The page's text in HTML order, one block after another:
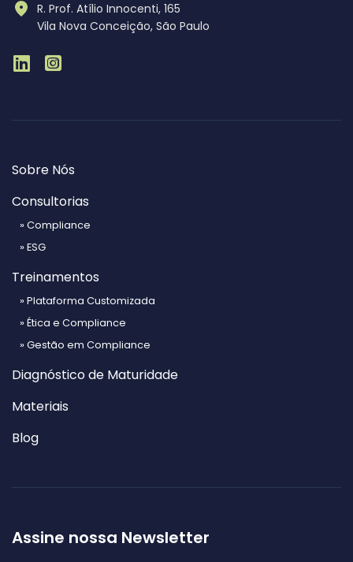
Sobre Nós
Consultorias
» Compliance
» ESG
Treinamentos
» Plataforma Customizada
» Ética e Compliance
» Gestão em Compliance
Diagnóstico de Maturidade
Materiais
Blog
R. Prof. Atílio Innocenti, 165
Vila Nova Conceição, São Paulo
Assine nossa Newsletter